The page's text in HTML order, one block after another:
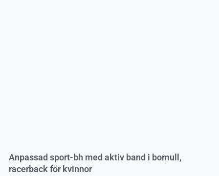
Anpassad sport-bh med aktiv band i bomull,
racerback för kvinnor